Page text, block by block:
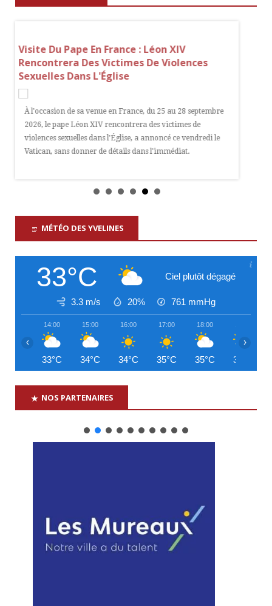
Visite Du Pape En France : Léon XIV
Rencontrera Des Victimes De Violences
Sexuelles Dans L'Église
À l'occasion de sa venue en France, du 25 au 28 septembre
2026, le pape Léon XIV rencontrera des victimes de
violences sexuelles dans l'Église, a annoncé ce vendredi le
Vatican, sans donner de détails dans l'immédiat.
MÉTÉO DES YVELINES
33°C Ciel plutôt dégagé
3.3 m/s 20% 761 mmHg
14:00
33°C
15:00
34°C
16:00
34°C
17:00
35°C
18:00
35°C 34°C
‹ ›
NOS PARTENAIRES